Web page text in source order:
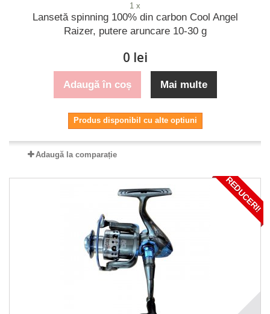
1 x
Lansetă spinning 100% din carbon Cool Angel
Raizer, putere aruncare 10-30 g
0 lei
Adaugă în coș Mai multe
Produs disponibil cu alte optiuni
Adaugă la comparație
REDUCERI!